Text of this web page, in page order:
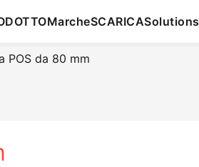
MarcheSCARICASolutions
POS da 80 mm